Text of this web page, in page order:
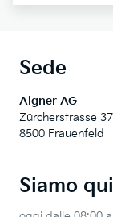
Sede
Aigner AG
Zürcherstrasse
8500 Frauenfeld
Siamo